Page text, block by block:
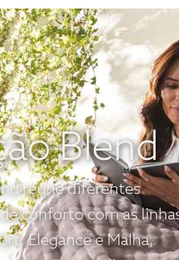
Blend
reúne diferentes
conforto com as
Elegance e Malha,